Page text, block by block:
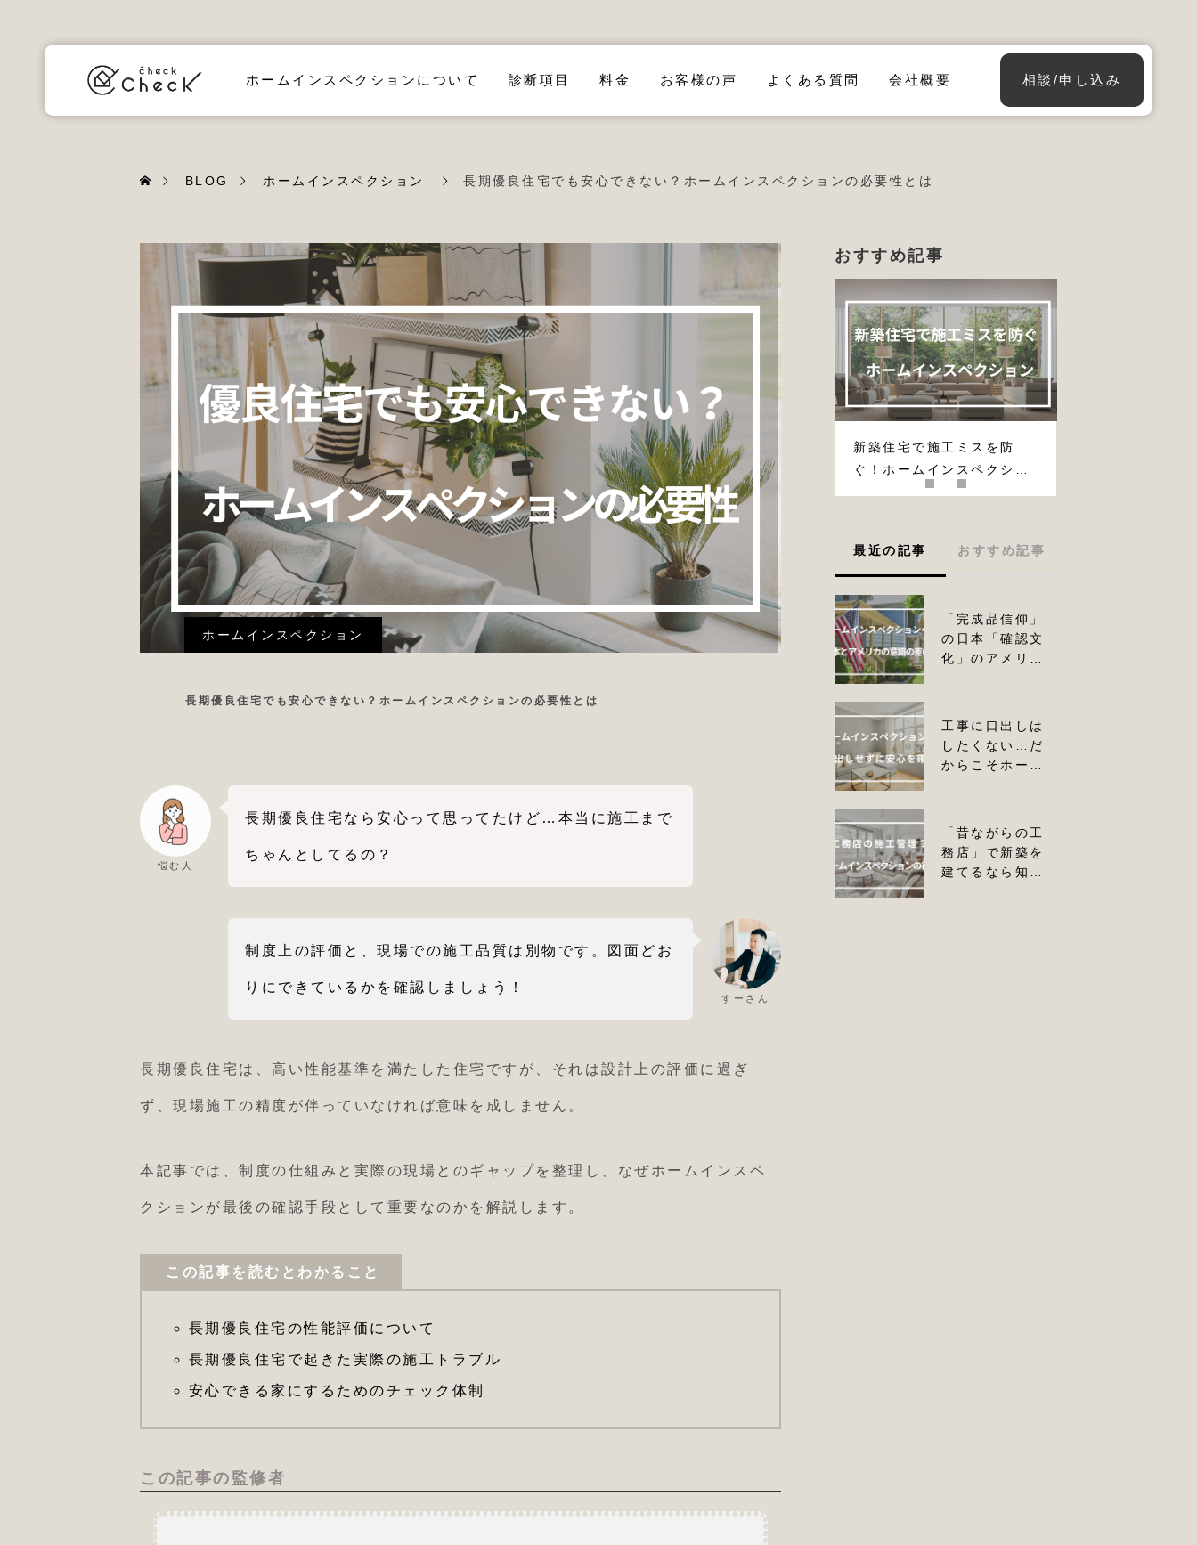
ホームインスペクションについて 診断項目 料金 お客様の声 よくある質問 会社概要 相談/申し込み
BLOG ホームインスペクション 長期優良住宅でも安心できない？ホームインスペクションの必要性とは
ホームインスペクション
長期優良住宅でも安心できない？ホームインスペクションの必要性とは
悩む人
長期優良住宅なら安心って思ってたけど…本当に施工まで
ちゃんとしてるの？
すーさん
制度上の評価と、現場での施工品質は別物です。図面どお
りにできているかを確認しましょう！
長期優良住宅は、高い性能基準を満たした住宅ですが、それは設計上の評価に過ぎ
ず、現場施工の精度が伴っていなければ意味を成しません。
本記事では、制度の仕組みと実際の現場とのギャップを整理し、なぜホームインスペ
クションが最後の確認手段として重要なのかを解説します。
この記事を読むとわかること
長期優良住宅の性能評価について
長期優良住宅で起きた実際の施工トラブル
安心できる家にするためのチェック体制
この記事の監修者
おすすめ記事
大手ハウスメーカーでもホ
ームインスペクションは必
要？信頼性と第三者検査の
メリットを解説
新築住宅で施工ミスを防
ぐ！ホームインスペクショ
ンの重要性と検査内容を徹
最近の記事 おすすめ記事
「完成品信仰」
の日本「確認文
化」のアメリカ
意識の差とは
工事に口出しは
したくない…だ
からこそホーム
する方法
「昔ながらの工
務店」で新築を
建てるなら知っ
新築なのに雨漏
り？施工不良を
防ぐためのチェ
訴訟リスクを避
ける仕組み？ア
メリカ流ホーム
スラブ筋の結束
不足